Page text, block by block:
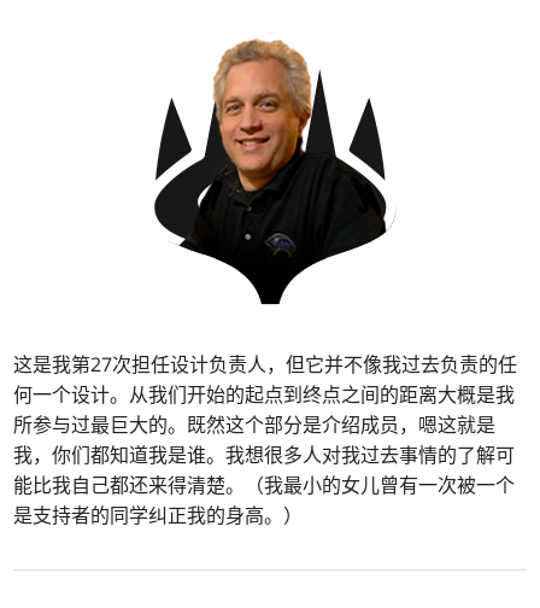
这是我第27次担任设计负责人，但它并不像我过去负责的任
何一个设计。从我们开始的起点到终点之间的距离大概是我
所参与过最巨大的。既然这个部分是介绍成员，嗯这就是
我，你们都知道我是谁。我想很多人对我过去事情的了解可
能比我自己都还来得清楚。（我最小的女儿曾有一次被一个
是支持者的同学纠正我的身高。）